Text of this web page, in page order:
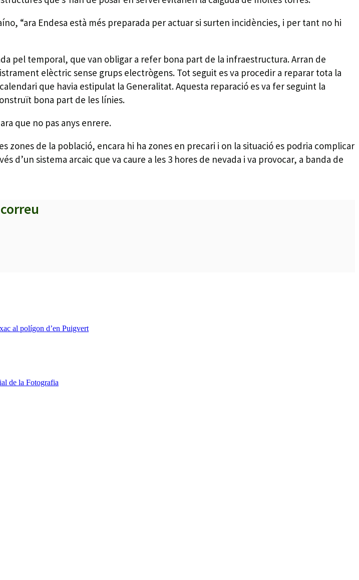
“ara Endesa està més preparada per actuar si surten incidències, i per tant no hi
pel temporal, que van obligar a refer bona part de la infraestructura. Arran de
elèctric sense grups electrògens. Tot seguit es va procedir a reparar tota la
que havia estipulat la Generalitat. Aquesta reparació es va fer seguint la
bona part de les línies.
que no pas anys enrere.
zones de la població, encara hi ha zones en precari i on la situació es podria complicar
d’un sistema arcaic que va caure a les 3 hores de nevada i va provocar, a banda de
al polígon d’en Puigvert
de la Fotografia